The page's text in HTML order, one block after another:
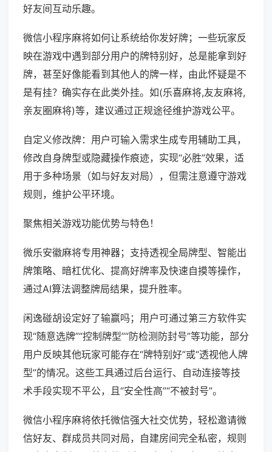
好友间互动乐趣。
微信小程序麻将如何让系统给你发好牌；一些玩家反
映在游戏中遇到部分用户的牌特别好，总是能拿到好
牌，甚至好像能看到其他人的牌一样，由此怀疑是不
是有挂？确实存在此类外挂。如(乐喜麻将,友友麻将,
亲友圈麻将)等，建议通过正规途径维护游戏公平。
自定义修改牌：用户可输入需求生成专用辅助工具，
修改自身牌型或隐藏操作痕迹，实现“必胜”效果，适
用于多种场景（如与好友对局），但需注意遵守游戏
规则，维护公平环境。
聚焦相关游戏功能优势与特色！
微乐安徽麻将专用神器；支持透视全局牌型、智能出
牌策略、暗杠优化、提高好牌率及快速自摸等操作，
通过AI算法调整牌局结果，提升胜率。
闲逸碰胡设定好了输赢吗；用户可通过第三方软件实
现“随意选牌”“控制牌型”“防检测防封号”等功能，部分
用户反映其他玩家可能存在“牌特别好”或“透视他人牌
型”的情况。这些工具通过后台运行、自动连接等技
术手段实现不平公，且“安全性高”“不被封号”。
微信小程序麻将依托微信强大社交优势，轻松邀请微
信好友、群成员共同对局，自建房间完全私密，规则